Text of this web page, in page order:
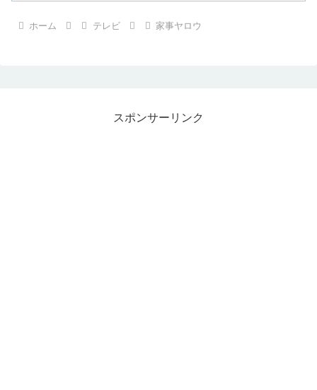
ホーム テレビ 家事ヤロウ
スポンサーリンク